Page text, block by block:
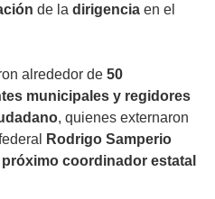
de la dirigencia en el
alrededor de 50
municipales y regidores
, quienes externaron
Rodrigo Samperio
próximo coordinador estatal